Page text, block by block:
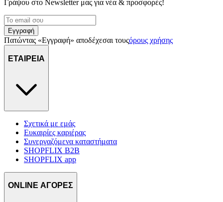
Γράψου στο Νewsletter μας για νέα & προσφορές!
Εγγραφή
Πατώντας «Εγγραφή» αποδέχεσαι τουςόρους χρήσης
ΕΤΑΙΡΕΙΑ
Σχετικά με εμάς
Ευκαιρίες καριέρας
Συνεργαζόμενα καταστήματα
SHOPFLIX B2B
SHOPFLIX app
ONLINE ΑΓΟΡΕΣ